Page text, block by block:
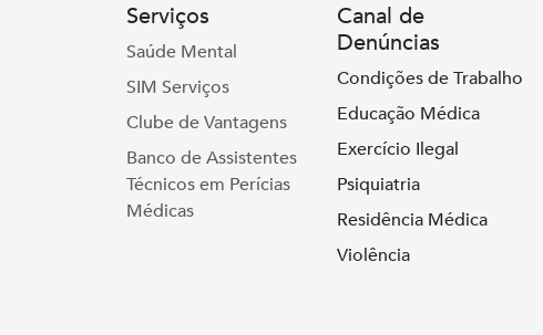
Serviços
Saúde Mental
SIM Serviços
Clube de Vantagens
Banco de Assistentes
Técnicos em Perícias
Médicas
Canal de
Denúncias
Condições de Trabalho
Educação Médica
Exercício Ilegal
Psiquiatria
Residência Médica
Violência